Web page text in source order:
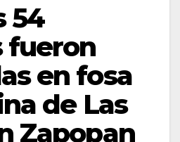
54
fueron
en fosa
de Las
Zapopan